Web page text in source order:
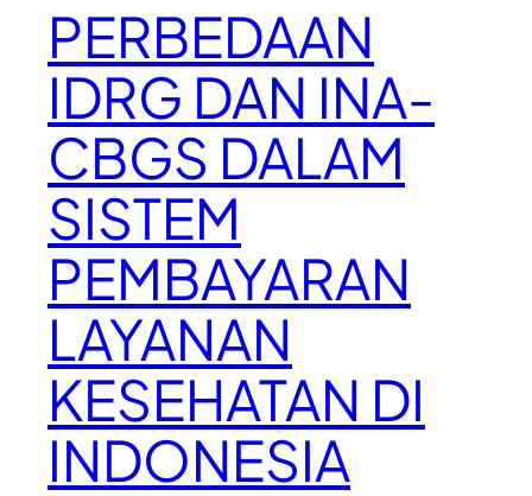
PERBEDAAN
IDRG DAN INA-
CBGS DALAM
SISTEM
PEMBAYARAN
LAYANAN
KESEHATAN DI
INDONESIA